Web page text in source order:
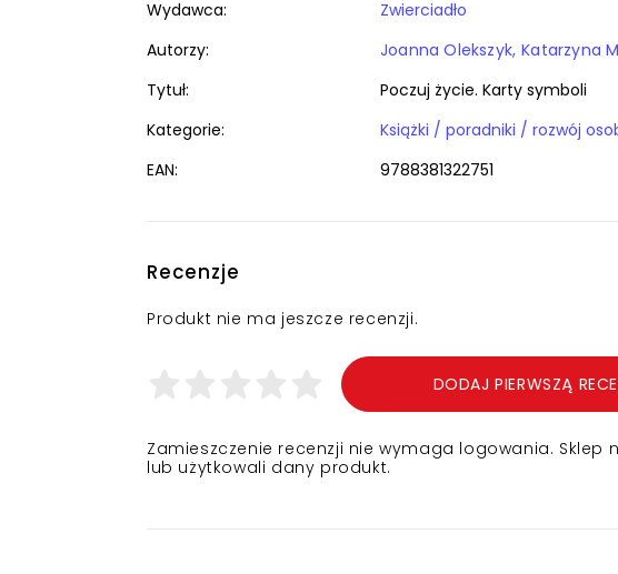
Wydawca:
Zwierciadło
Autorzy:
Joanna Olekszyk Katarzyna
Tytuł:
Poczuj życie. Karty symboli
Kategorie:
Książki / poradniki /
EAN:
9788381322751
Recenzje
Produkt nie ma jeszcze recenzji.
DODAJ PIERWSZĄ
Zamieszczenie recenzji nie wymaga logowania. Sklep
lub użytkowali dany produkt.